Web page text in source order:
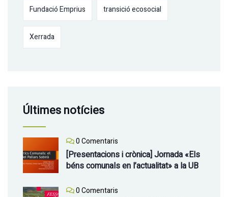
Fundació Emprius transició ecosocial
Xerrada
Últimes notícies
0 Comentaris
[Presentacions i crònica] Jornada «Els
béns comunals en l’actualitat» a la UB
0 Comentaris